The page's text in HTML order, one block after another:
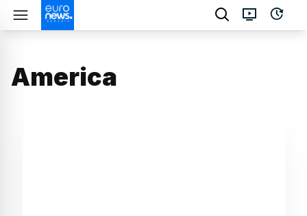
America